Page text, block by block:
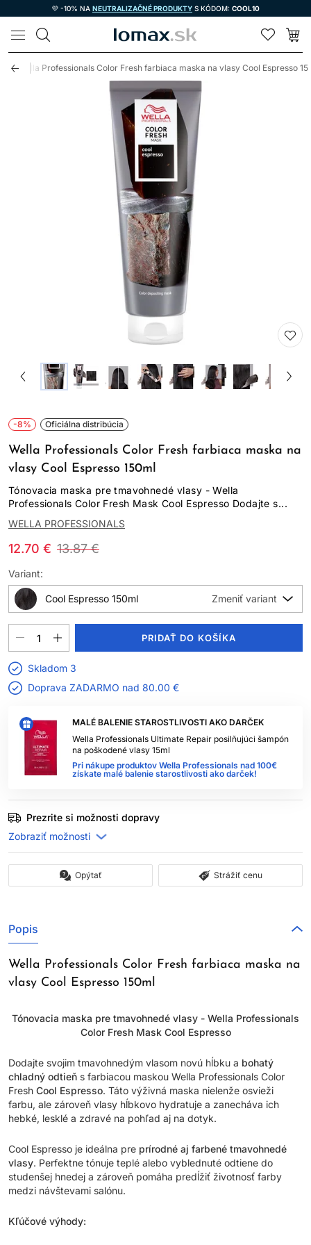
💜 -10% NA NEUTRALIZAČNÉ PRODUKTY S KÓDOM: COOL10
LOMAX
Wella Professionals Color Fresh farbiaca maska na vlasy Cool Espresso
-8% Oficiálna distribúcia
Wella Professionals Color Fresh farbiaca maska na
vlasy Cool Espresso 150ml
Tónovacia maska pre tmavohnedé vlasy - Wella
Professionals Color Fresh Mask Cool Espresso Dodajte s...
WELLA PROFESSIONALS
13.87 €
12.70 €
MALÉ BALENIE STAROSTLIVOSTI AKO DARČEK
Wella Professionals Ultimate Repair posilňujúci šampón
na poškodené vlasy 15ml
Pri nákupe produktov Wella Professionals nad 100€
získate malé balenie starostlivosti ako darček!
Variant:
Cool Espresso 150ml
PRIDAŤ DO KOŠÍKA
Skladom 3
Doprava ZADARMO nad 80.00 €
Prezrite si možnosti dopravy
Opýtať Strážiť cenu
Popis
Wella Professionals Color Fresh farbiaca maska na
vlasy Cool Espresso 150ml
Tónovacia maska pre tmavohnedé vlasy - Wella Professionals
Color Fresh Mask Cool Espresso
Dodajte svojim tmavohnedým vlasom novú hĺbku a bohatý
chladný odtieň s farbiacou maskou Wella Professionals Color
Fresh Cool Espresso. Táto výživná maska nielenže osvieži
farbu, ale zároveň vlasy hĺbkovo hydratuje a zanecháva ich
hebké, lesklé a zdravé na pohľad aj na dotyk.
Cool Espresso je ideálna pre prírodné aj farbené tmavohnedé
vlasy. Perfektne tónuje teplé alebo vyblednuté odtiene do
studenšej hnedej a zároveň pomáha predĺžiť životnosť farby
medzi návštevami salónu.
Kľúčové výhody: